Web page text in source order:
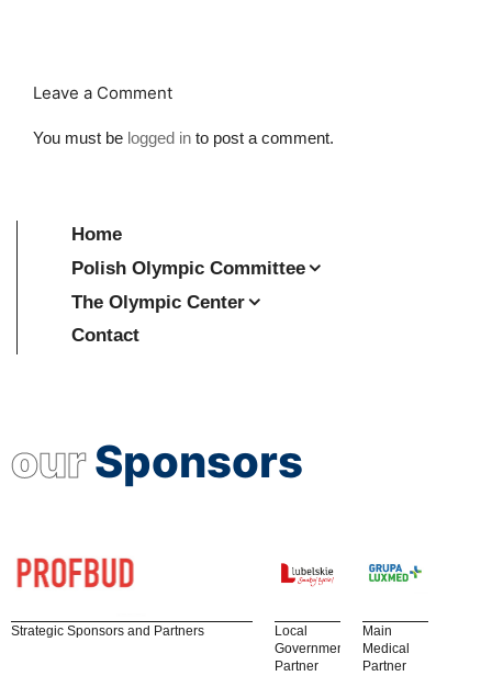
Leave a Comment
You must be logged in to post a comment.
Home
Polish Olympic Committee
The Olympic Center
Contact
ourSponsors
Strategic Sponsors and Partners
Local
Government
Partner
Main
Medical
Partner